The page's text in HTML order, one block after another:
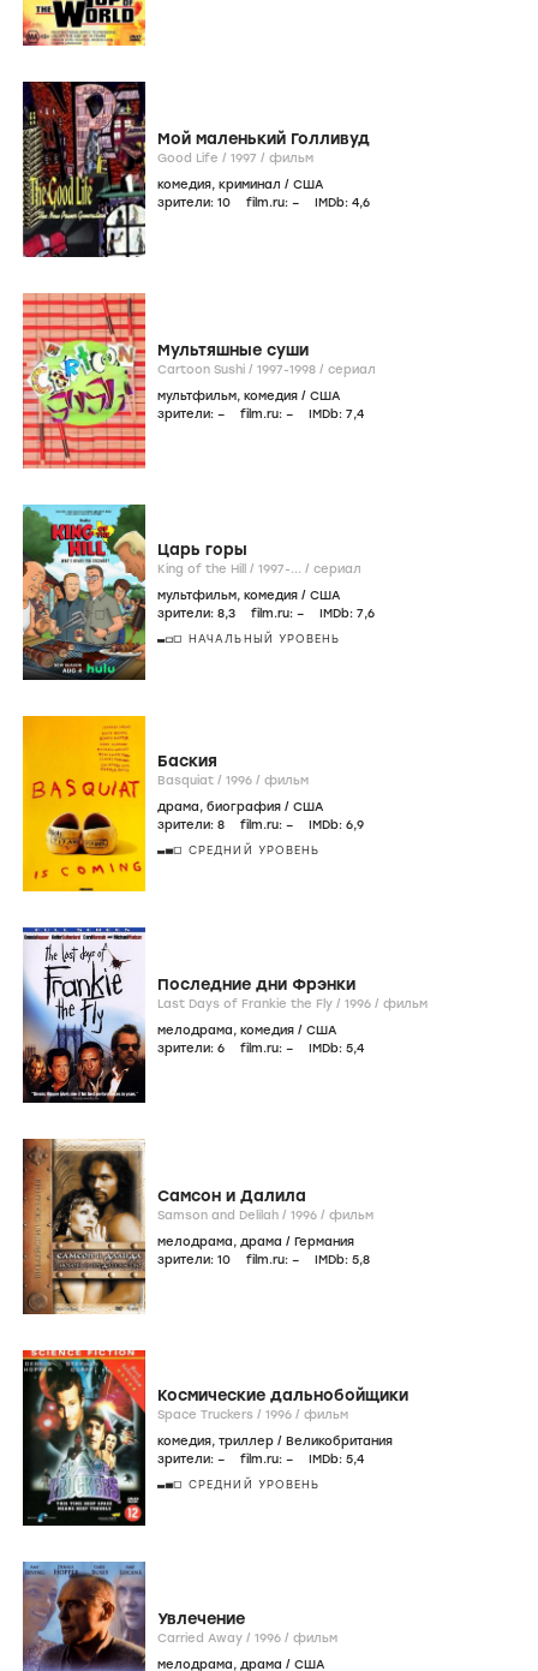
Мой маленький Голливуд
Good Life / 1997 / фильм
комедия, криминал / США
зрители: 10 film.ru: – IMDb: 4,6
Мультяшные суши
Cartoon Sushi / 1997-1998 / сериал
мультфильм, комедия / США
зрители: – film.ru: – IMDb: 7,4
Царь горы
King of the Hill / 1997-... / сериал
мультфильм, комедия / США
зрители: 8,3 film.ru: – IMDb: 7,6
НАЧАЛЬНЫЙ УРОВЕНЬ
Баския
Basquiat / 1996 / фильм
драма, биография / США
зрители: 8 film.ru: – IMDb: 6,9
СРЕДНИЙ УРОВЕНЬ
Последние дни Фрэнки
Last Days of Frankie the Fly / 1996 / фильм
мелодрама, комедия / США
зрители: 6 film.ru: – IMDb: 5,4
Самсон и Далила
Samson and Delilah / 1996 / фильм
мелодрама, драма / Германия
зрители: 10 film.ru: – IMDb: 5,8
Космические дальнобойщики
Space Truckers / 1996 / фильм
комедия, триллер / Великобритания
зрители: – film.ru: – IMDb: 5,4
СРЕДНИЙ УРОВЕНЬ
Увлечение
Carried Away / 1996 / фильм
мелодрама, драма / США